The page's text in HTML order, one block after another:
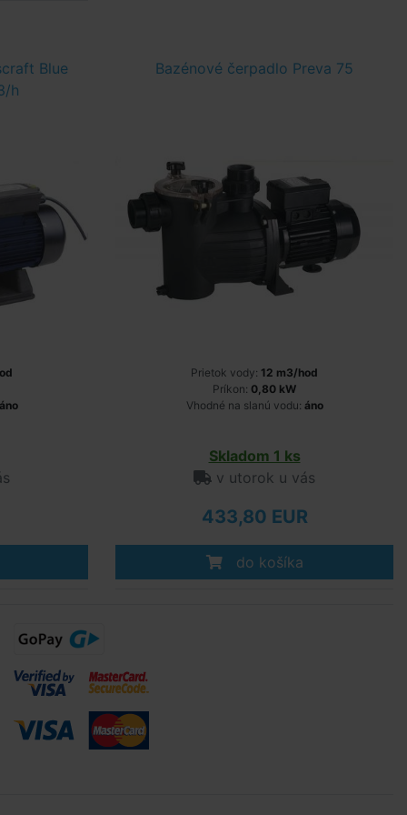
Blue
h
Bazénové čerpadlo Preva 75
Prietok vody: 12 m3/hod
Príkon: 0,80 kW
Vhodné na slanú vodu: áno
Skladom 1 ks
v utorok u vás
433,80 EUR
do košíka